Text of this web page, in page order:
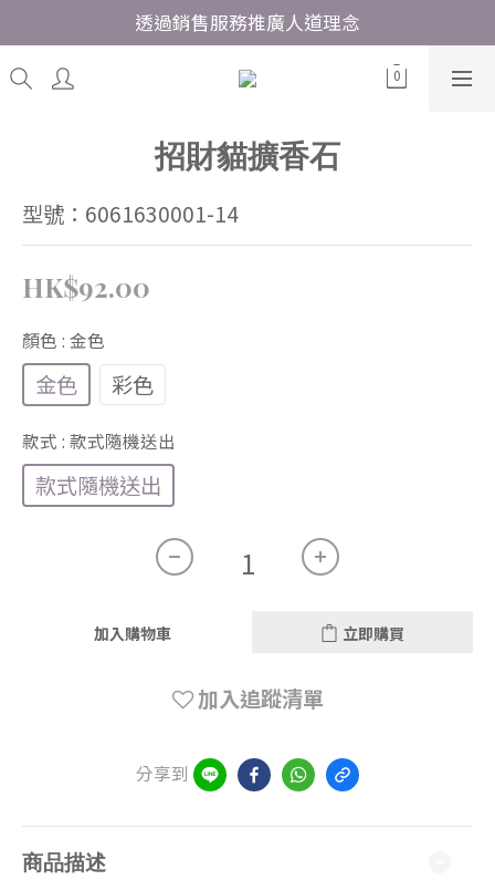
透過銷售服務推廣人道理念
招財貓擴香石
型號：6061630001-14
HK$92.00
顏色 : 金色
金色 彩色
款式 : 款式隨機送出
款式隨機送出
加入購物車 立即購買
加入追蹤清單
分享到
商品描述